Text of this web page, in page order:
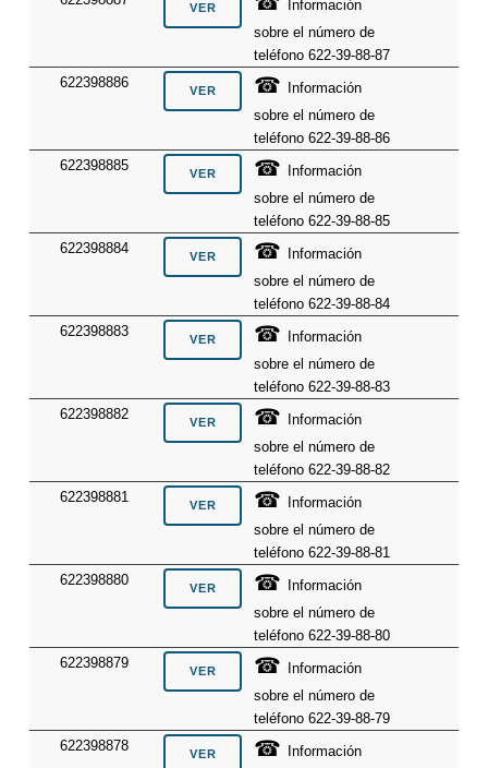
Información
sobre el número de
teléfono 622-39-88-87
622398886
☎ Información
sobre el número de
teléfono 622-39-88-86
622398885
☎ Información
sobre el número de
teléfono 622-39-88-85
622398884
☎ Información
sobre el número de
teléfono 622-39-88-84
622398883
☎ Información
sobre el número de
teléfono 622-39-88-83
622398882
☎ Información
sobre el número de
teléfono 622-39-88-82
622398881
☎ Información
sobre el número de
teléfono 622-39-88-81
622398880
☎ Información
sobre el número de
teléfono 622-39-88-80
622398879
☎ Información
sobre el número de
teléfono 622-39-88-79
622398878
☎ Información